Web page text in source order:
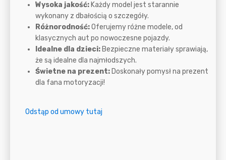
Wysoka jakość: Każdy model jest starannie
wykonany z dbałością o szczegóły.
Różnorodność:Oferujemy różne modele, od
klasycznych aut po nowoczesne pojazdy.
Idealne dla dzieci: Bezpieczne materiały sprawiają,
że są idealne dla najmłodszych.
Świetne na prezent: Doskonały pomysł na prezent
dla fana motoryzacji!
Odstąp od umowy tutaj